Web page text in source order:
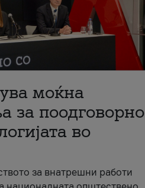
моќна
за поодговорно
во
за внатрешни работи